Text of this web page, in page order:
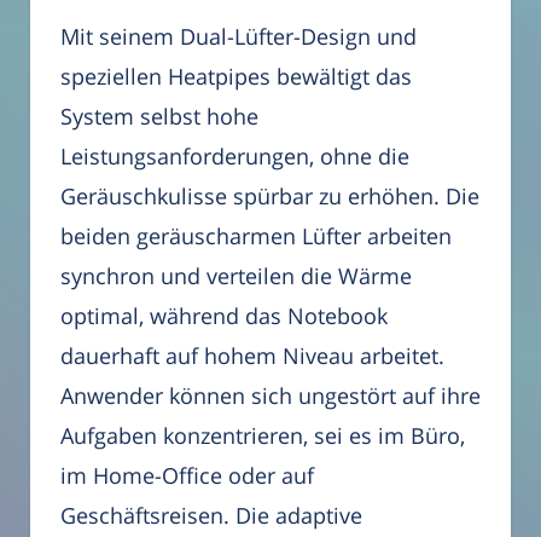
Mit seinem Dual-Lüfter-Design und
speziellen Heatpipes bewältigt das
System selbst hohe
Leistungsanforderungen, ohne die
Geräuschkulisse spürbar zu erhöhen. Die
beiden geräuscharmen Lüfter arbeiten
synchron und verteilen die Wärme
optimal, während das Notebook
dauerhaft auf hohem Niveau arbeitet.
Anwender können sich ungestört auf ihre
Aufgaben konzentrieren, sei es im Büro,
im Home-Office oder auf
Geschäftsreisen. Die adaptive